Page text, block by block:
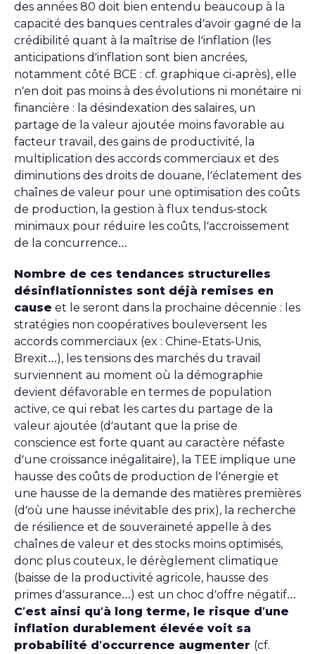
des années 80 doit bien entendu beaucoup à la
capacité des banques centrales d’avoir gagné de la
crédibilité quant à la maîtrise de l’inflation (les
anticipations d’inflation sont bien ancrées,
notamment côté BCE : cf. graphique ci-après), elle
n’en doit pas moins à des évolutions ni monétaire ni
financière : la désindexation des salaires, un
partage de la valeur ajoutée moins favorable au
facteur travail, des gains de productivité, la
multiplication des accords commerciaux et des
diminutions des droits de douane, l’éclatement des
chaînes de valeur pour une optimisation des coûts
de production, la gestion à flux tendus-stock
minimaux pour réduire les coûts, l’accroissement
de la concurrence…
Nombre de ces tendances structurelles
désinflationnistes sont déjà remises en
cause et le seront dans la prochaine décennie : les
stratégies non coopératives bouleversent les
accords commerciaux (ex : Chine-Etats-Unis,
Brexit…), les tensions des marchés du travail
surviennent au moment où la démographie
devient défavorable en termes de population
active, ce qui rebat les cartes du partage de la
valeur ajoutée (d’autant que la prise de
conscience est forte quant au caractère néfaste
d’une croissance inégalitaire), la TEE implique une
hausse des coûts de production de l’énergie et
une hausse de la demande des matières premières
(d’où une hausse inévitable des prix), la recherche
de résilience et de souveraineté appelle à des
chaînes de valeur et des stocks moins optimisés,
donc plus couteux, le dérèglement climatique
(baisse de la productivité agricole, hausse des
primes d’assurance…) est un choc d’offre négatif…
C’est ainsi qu’à long terme, le risque d’une
inflation durablement élevée voit sa
probabilité d’occurrence augmenter (cf.